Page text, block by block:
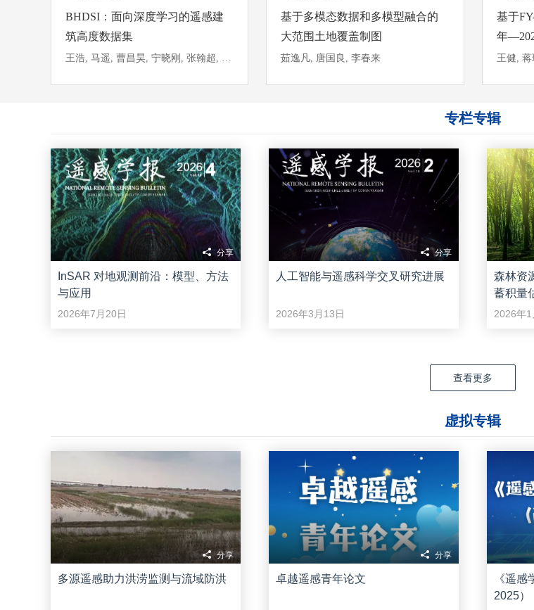
BHDSI：面向深度学习的遥感建
筑高度数据集
王浩, 马遥, 曹昌昊, 宁晓刚, 张翰超, 张瑞倩
基于多模态数据和多模型融合的
大范围土地覆盖制图
茹逸凡, 唐国良, 李春来
基于
年
专栏专辑
分享
InSAR 对地观测前沿：模型、方法
与应用
2026年7月20日
分享
人工智能与遥感科学交叉研究进展
2026年3月13日
森林资
蓄积量
2026年1
查看更多
虚拟专辑
分享
多源遥感助力洪涝监测与流域防洪
分享
卓越遥感青年论文
《遥
2025）